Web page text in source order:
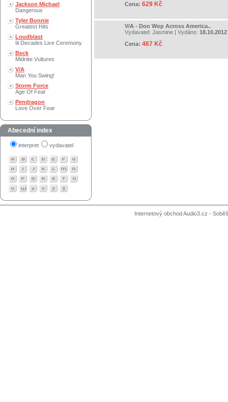
Jackson Michael
Dangerous
Tyler Bonnie
Greatest Hits
Loudblast
Iii Decades Live Ceremony
Beck
Midnite Vultures
V/A
Man You Swing!
Storm Force
Age Of Fear
Pendragon
Love Over Fear
Abecední index
interpret vydavatel
Cena: 629 Kč
V/A - Doo Wop Across America..
Vydavatel: Jasmine | Vydáno: 18.10.2012
Cena: 467 Kč
Internetový obchod Audio3.cz -